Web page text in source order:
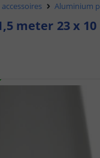
Klantbeoordeling 9.1
Aluminium
meter 23 x